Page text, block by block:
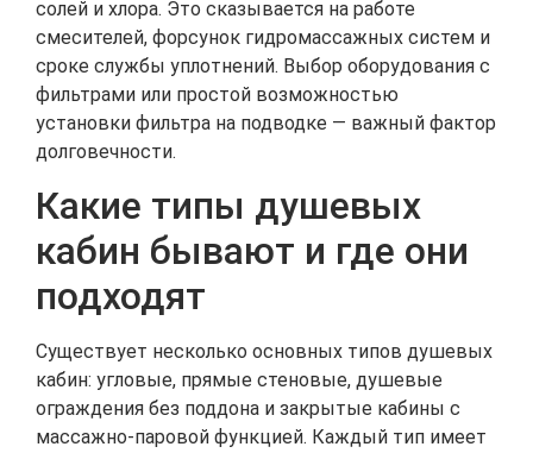
солей и хлора. Это сказывается на работе
смесителей, форсунок гидромассажных систем и
сроке службы уплотнений. Выбор оборудования с
фильтрами или простой возможностью
установки фильтра на подводке — важный фактор
долговечности.
Какие типы душевых
кабин бывают и где они
подходят
Существует несколько основных типов душевых
кабин: угловые, прямые стеновые, душевые
ограждения без поддона и закрытые кабины с
массажно-паровой функцией. Каждый тип имеет